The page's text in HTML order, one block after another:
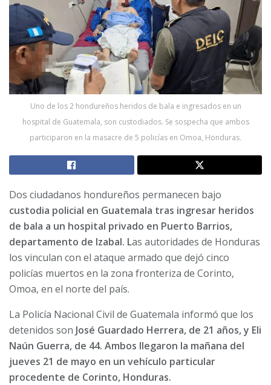
Uno de los 2 hondureños heridos de bala e ingresados en un
hospital de Guatemala, son custodiados. Se sospecha que ambos
participaron en la masacre de 5 policías en Omoa, Honduras.
Dos ciudadanos hondureños permanecen bajo
custodia policial en Guatemala tras ingresar heridos
de bala a un hospital privado en Puerto Barrios,
departamento de Izabal. Las autoridades de Honduras
los vinculan con el ataque armado que dejó cinco
policías muertos en la zona fronteriza de Corinto,
Omoa, en el norte del país.
La Policía Nacional Civil de Guatemala informó que los
detenidos son José Guardado Herrera, de 21 años, y Eli
Naún Guerra, de 44. Ambos llegaron la mañana del
jueves 21 de mayo en un vehículo particular
procedente de Corinto, Honduras.